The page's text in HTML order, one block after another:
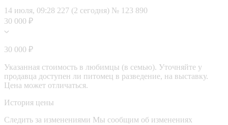
14 июля, 09:28 227 (2 сегодня) № 123 890
30 000 ₽
30 000 ₽
Указанная стоимость в любимцы (в семью). Уточняйте у
продавца доступен ли питомец в разведение, на выставку.
Цена может отличаться.
История цены
Следить за изменениями Мы сообщим об изменениях